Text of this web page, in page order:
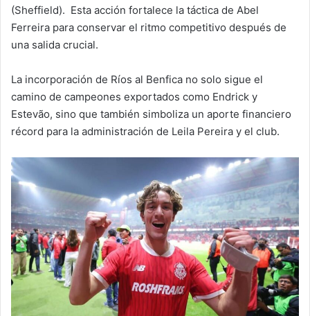
(Sheffield). Esta acción fortalece la táctica de Abel
Ferreira para conservar el ritmo competitivo después de
una salida crucial.
La incorporación de Ríos al Benfica no solo sigue el
camino de campeones exportados como Endrick y
Estevão, sino que también simboliza un aporte financiero
récord para la administración de Leila Pereira y el club.